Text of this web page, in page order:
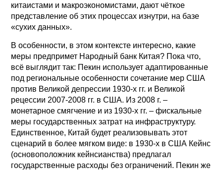
китаистами и макроэкономистами, дают чёткое
представление об этих процессах изнутри, на базе
«сухих данных».
В особенности, в этом контексте интересно, какие
меры предпримет Народный банк Китая? Пока что,
всё выглядит так: Пекин использует адаптированные
под региональные особенности сочетание мер США
против Великой депрессии 1930-х гг. и Великой
рецессии 2007-2008 гг. в США. Из 2008 г. –
монетарное смягчение и из 1930-х гг. – фискальные
меры государственных затрат на инфраструктуру.
Единственное, Китай будет реализовывать этот
сценарий в более мягком виде: в 1930-х в США Кейнс
(основоположник кейнсианства) предлагал
государственные расходы без ограничений. Пекин же